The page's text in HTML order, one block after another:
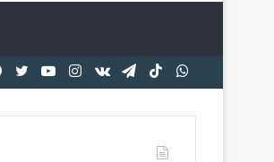
TikTok
Telegram
vk.com
Instagram
YouTube
Twitter
Facebook